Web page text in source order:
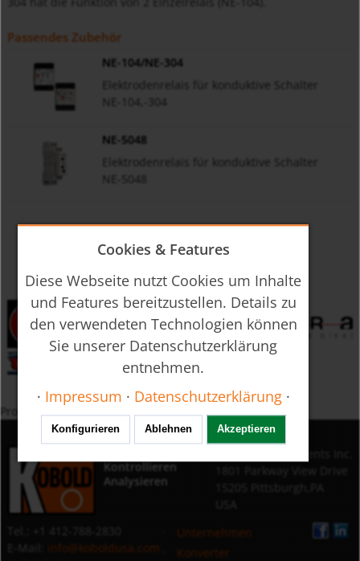
Passendes Zubehör
NE-104/NE-304
Elektrodenrelais für konduktive Schalter
NE-104,-304
NE-5048
Elektrodenrelais für konduktive Schalter
NE-5048
Produkte nach Schlagwort
Kontrollieren
Analysieren
info@koboldusa.com
Unternehmen
Konverter
Cookies & Features
Diese Webseite nutzt Cookies um Inhalte
und Features bereitzustellen. Details zu
den verwendeten Technologien können
Sie unserer Datenschutzerklärung
entnehmen.
· Impressum · Datenschutzerklärung·
Konfigurieren Ablehnen Akzeptieren